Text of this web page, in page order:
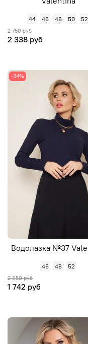
44 46 48 50 52
2 750 руб
2 338 руб
-34%
Водолазка №37
46 48 52
2 650 руб
1 742 руб